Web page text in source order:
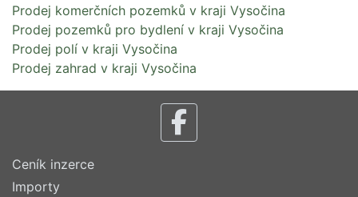
Prodej komerčních pozemků v kraji Vysočina
Prodej pozemků pro bydlení v kraji Vysočina
Prodej polí v kraji Vysočina
Prodej zahrad v kraji Vysočina
Ceník inzerce
Importy